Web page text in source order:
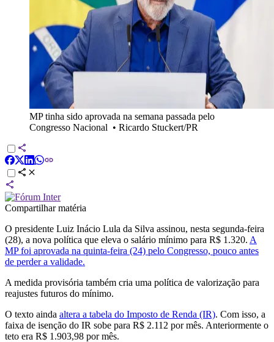
MP tinha sido aprovada na semana passada pelo
Congresso Nacional • Ricardo Stuckert/PR
Compartilhar matéria
O presidente Luiz Inácio Lula da Silva assinou, nesta segunda-feira
(28), a nova política que eleva o salário mínimo para R$ 1.320. A
MP foi aprovada na quinta-feira (24) pelo Congresso, pouco antes
de perder a validade.
A medida provisória também cria uma política de valorização para
reajustes futuros do mínimo.
O texto ainda altera a tabela do Imposto de Renda (IR). Com isso, a
faixa de isenção do IR sobe para R$ 2.112 por mês. Anteriormente o
teto era R$ 1.903,98 por mês.